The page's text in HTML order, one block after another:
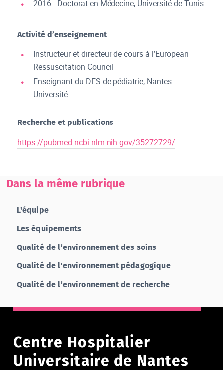
2016 : Doctorat en Médecine, Université de Tunis
Activité d’enseignement
Instructeur et directeur de cours à l’European
Ressuscitation Council
Enseignant du DES de pédiatrie, Nantes
Université
Recherche et publications
https://pubmed.ncbi.nlm.nih.gov/35272729/
Dans la même rubrique
L'équipe
Les équipements
Qualité de l’environnement des soins
Qualité de l'environnement pédagogique
Qualité de l’environnement de recherche
Centre Hospitalier
Universitaire de Nantes